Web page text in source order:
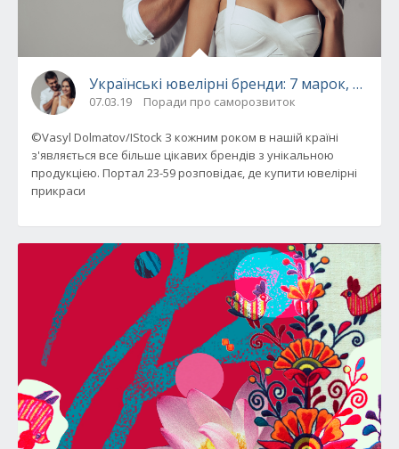
Українські ювелірні бренди: 7 марок, на
07.03.19 Поради про саморозвиток
©Vasyl Dolmatov/IStock З кожним роком в нашій країні
з'являється все більше цікавих брендів з унікальною
продукцією. Портал 23-59 розповідає, де купити ювелірні
прикраси